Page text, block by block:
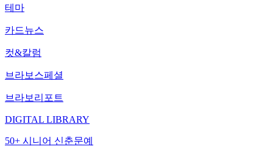
테마
카드뉴스
컷&칼럼
브라보스페셜
브라보리포트
DIGITAL LIBRARY
50+ 시니어 신춘문예